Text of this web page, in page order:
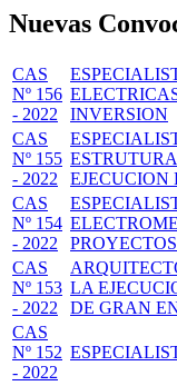
Nuevas
CAS
Nº 156
- 2022
INVERSION
CAS
Nº 155
- 2022
EJECUCION
CAS
Nº 154
- 2022
CAS
Nº 153
- 2022
LA
DE GRAN
CAS
Nº 152
- 2022